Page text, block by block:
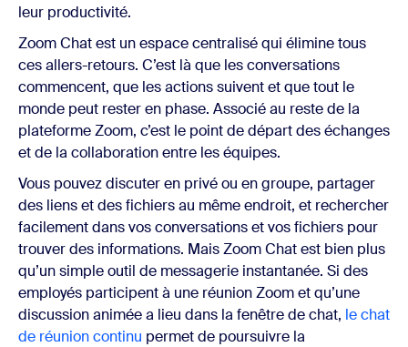
leur productivité.
Zoom Chat est un espace centralisé qui élimine tous
ces allers-retours. C’est là que les conversations
commencent, que les actions suivent et que tout le
monde peut rester en phase. Associé au reste de la
plateforme Zoom, c’est le point de départ des échanges
et de la collaboration entre les équipes.
Vous pouvez discuter en privé ou en groupe, partager
des liens et des fichiers au même endroit, et rechercher
facilement dans vos conversations et vos fichiers pour
trouver des informations. Mais Zoom Chat est bien plus
qu’un simple outil de messagerie instantanée. Si des
employés participent à une réunion Zoom et qu’une
discussion animée a lieu dans la fenêtre de chat, le chat
de réunion continu permet de poursuivre la